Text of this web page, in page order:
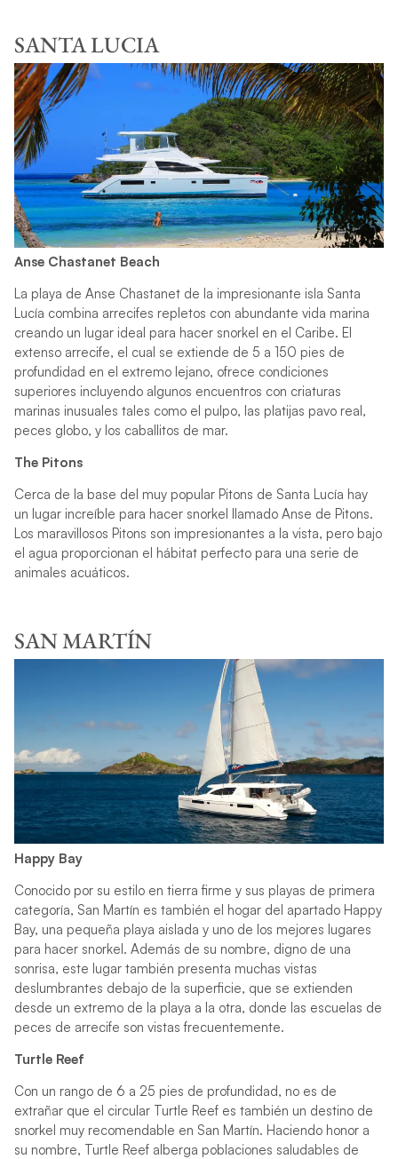
SANTA LUCIA
Anse Chastanet Beach
La playa de Anse Chastanet de la impresionante isla Santa
Lucía combina arrecifes repletos con abundante vida marina
creando un lugar ideal para hacer snorkel en el Caribe. El
extenso arrecife, el cual se extiende de 5 a 150 pies de
profundidad en el extremo lejano, ofrece condiciones
superiores incluyendo algunos encuentros con criaturas
marinas inusuales tales como el pulpo, las platijas pavo real,
peces globo, y los caballitos de mar.
The Pitons
Cerca de la base del muy popular Pitons de Santa Lucía hay
un lugar increíble para hacer snorkel llamado Anse de Pitons.
Los maravillosos Pitons son impresionantes a la vista, pero bajo
el agua proporcionan el hábitat perfecto para una serie de
animales acuáticos.
SAN MARTÍN
Happy Bay
Conocido por su estilo en tierra firme y sus playas de primera
categoría, San Martín es también el hogar del apartado Happy
Bay, una pequeña playa aislada y uno de los mejores lugares
para hacer snorkel. Además de su nombre, digno de una
sonrisa, este lugar también presenta muchas vistas
deslumbrantes debajo de la superficie, que se extienden
desde un extremo de la playa a la otra, donde las escuelas de
peces de arrecife son vistas frecuentemente.
Turtle Reef
Con un rango de 6 a 25 pies de profundidad, no es de
extrañar que el circular Turtle Reef es también un destino de
snorkel muy recomendable en San Martín. Haciendo honor a
su nombre, Turtle Reef alberga poblaciones saludables de